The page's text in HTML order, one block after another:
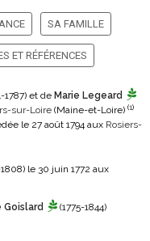
SA FAMILLE
ET RÉFÉRENCES
1787) et de Marie Legeard
sur-Loire (Maine-et-Loire) (1)
le 27 août 1794 aux Rosiers-
1808) le 30 juin 1772 aux
Goislard
(1775-1844)